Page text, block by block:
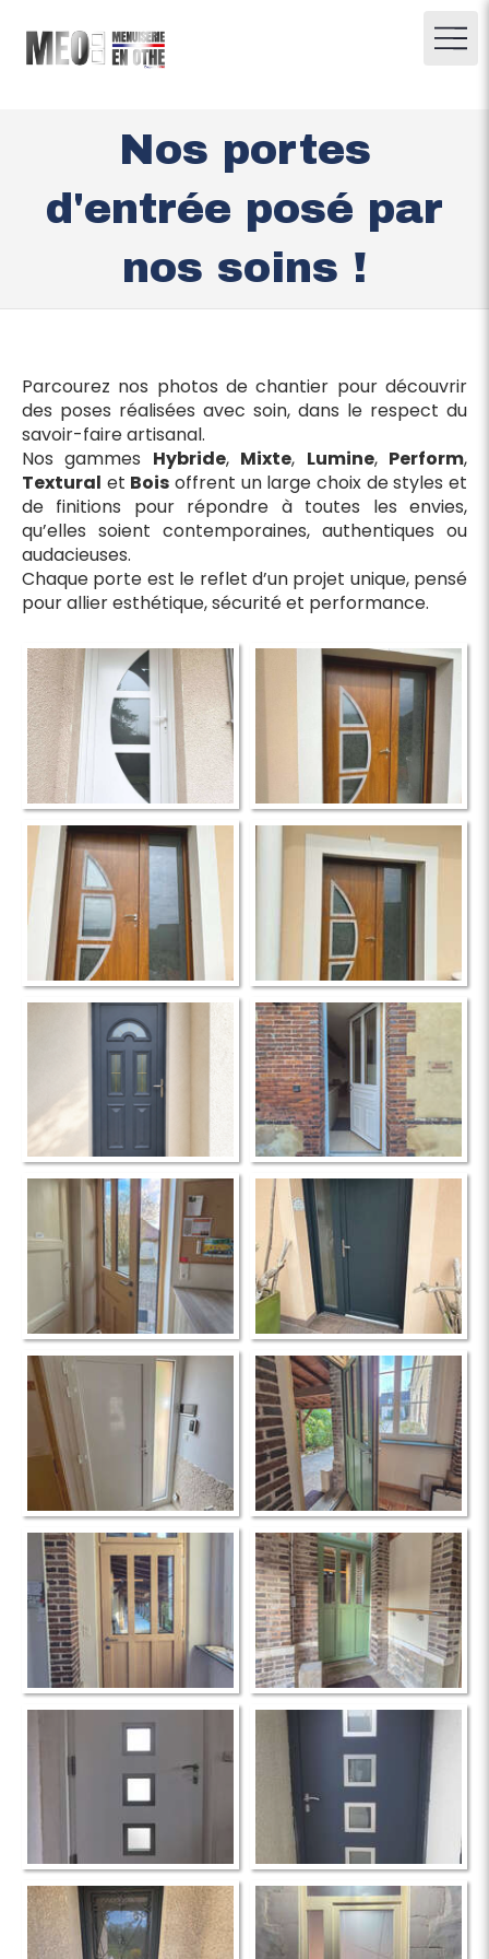
Nos portes
d'entrée posé par
nos soins !
Parcourez nos photos de chantier pour découvrir
des poses réalisées avec soin, dans le respect du
savoir-faire artisanal.
Nos gammes Hybride, Mixte, Lumine, Perform,
Textural et Bois offrent un large choix de styles et
de finitions pour répondre à toutes les envies,
qu’elles soient contemporaines, authentiques ou
audacieuses.
Chaque porte est le reflet d’un projet unique, pensé
pour allier esthétique, sécurité et performance.